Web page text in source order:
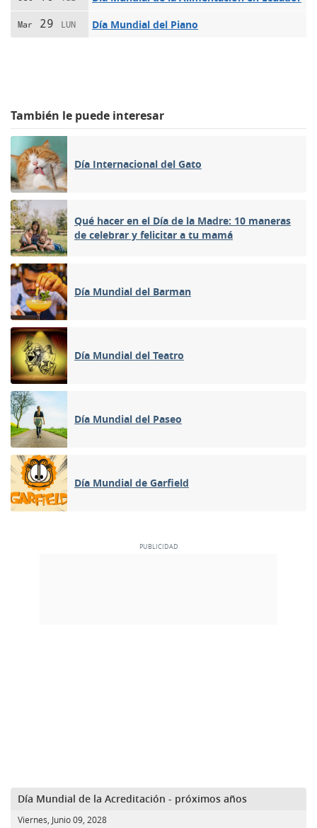
Mar 29 LUN Día Mundial del Piano
También le puede interesar
Día Internacional del Gato
Qué hacer en el Día de la Madre: 10 maneras
de celebrar y felicitar a tu mamá
Día Mundial del Barman
Día Mundial del Teatro
Día Mundial del Paseo
Día Mundial de Garfield
Día Mundial de la Acreditación - próximos años
Viernes, Junio 09, 2028